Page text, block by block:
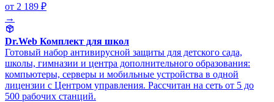
от 2 189 ₽
→
Dr.Web Комплект для школ
Готовый набор антивирусной защиты для детского сада,
школы, гимназии и центра дополнительного образования:
компьютеры, серверы и мобильные устройства в одной
лицензии с Центром управления. Рассчитан на сеть от 5 до
500 рабочих станций.